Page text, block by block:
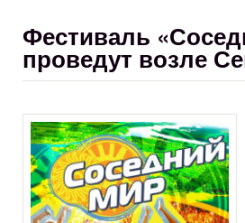
Фестиваль
проведут возле